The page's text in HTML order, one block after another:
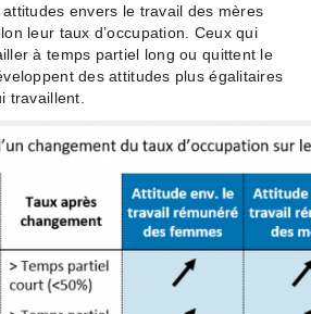
envers le travail des mères
leur taux d’occupation. Ceux qui
à temps partiel long ou quittent le
des attitudes plus égalitaires
travaillent.